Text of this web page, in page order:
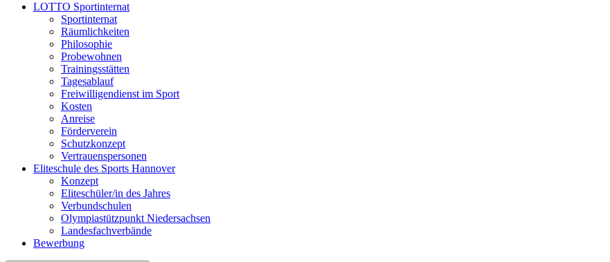
LOTTO Sportinternat
Sportinternat
Räumlichkeiten
Philosophie
Probewohnen
Trainingsstätten
Tagesablauf
Freiwilligendienst im Sport
Kosten
Anreise
Förderverein
Schutzkonzept
Vertrauenspersonen
Eliteschule des Sports Hannover
Konzept
Eliteschüler/in des Jahres
Verbundschulen
Olympiastützpunkt Niedersachsen
Landesfachverbände
Bewerbung